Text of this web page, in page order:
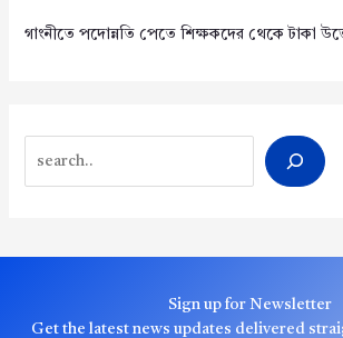
গাংনীতে পদোন্নতি পেতে শিক্ষকদের থেকে টাকা
Sign up for Newsletter
Get the latest news updates delivered